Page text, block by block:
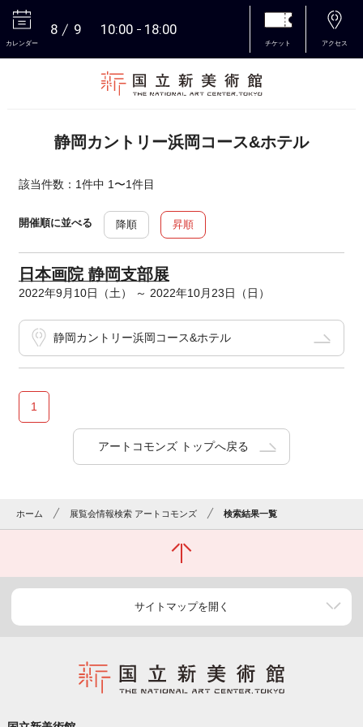
カレンダー
8 9 10:00 18:00
チケット アクセス
静岡カントリー浜岡コース&ホテル
該当件数：1件中 1〜1件目
開催順に並べる 降順 昇順
日本画院 静岡支部展
2022年9月10日（土） ～ 2022年10月23日（日）
静岡カントリー浜岡コース&ホテル
1
アートコモンズ トップへ戻る
ホーム 展覧会情報検索 アートコモンズ 検索結果一覧
サイトマップを開く